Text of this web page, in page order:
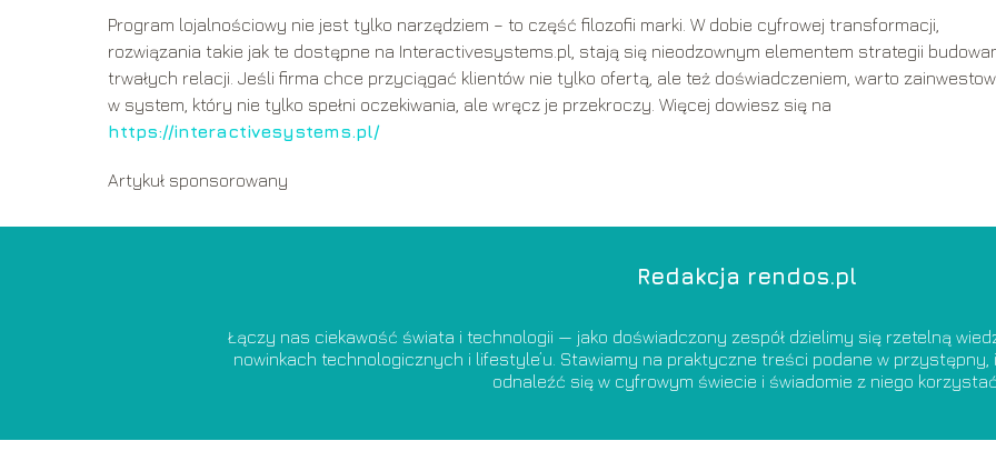
Program lojalnościowy nie jest tylko narzędziem – to część filozofii marki. W dobie cyfrowej transformacji,
rozwiązania takie jak te dostępne na Interactivesystems.pl, stają się nieodzownym elementem strategii
trwałych relacji. Jeśli firma chce przyciągać klientów nie tylko ofertą, ale też doświadczeniem, warto
w system, który nie tylko spełni oczekiwania, ale wręcz je przekroczy. Więcej dowiesz się na
https://interactivesystems.pl/
Artykuł sponsorowany
Redakcja rendos.pl
Łączy nas ciekawość świata i technologii — jako doświadczony zespół dzielimy się rzetelną
nowinkach technologicznych i lifestyle’u. Stawiamy na praktyczne treści podane w przystępny,
odnaleźć się w cyfrowym świecie i świadomie z niego korzystać.